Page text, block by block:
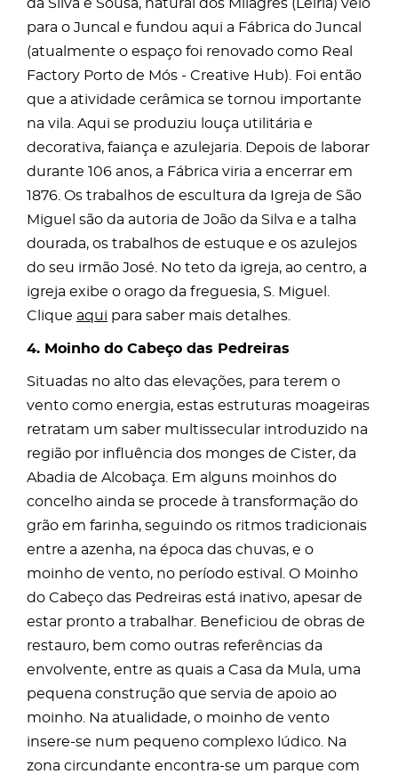
da Silva e Sousa, natural dos Milagres (Leiria) veio
para o Juncal e fundou aqui a Fábrica do Juncal
(atualmente o espaço foi renovado como Real
Factory Porto de Mós - Creative Hub). Foi então
que a atividade cerâmica se tornou importante
na vila. Aqui se produziu louça utilitária e
decorativa, faiança e azulejaria. Depois de laborar
durante 106 anos, a Fábrica viria a encerrar em
1876. Os trabalhos de escultura da Igreja de São
Miguel são da autoria de João da Silva e a talha
dourada, os trabalhos de estuque e os azulejos
do seu irmão José. No teto da igreja, ao centro, a
igreja exibe o orago da freguesia, S. Miguel.
Clique aqui para saber mais detalhes.
4. Moinho do Cabeço das Pedreiras
Situadas no alto das elevações, para terem o
vento como energia, estas estruturas moageiras
retratam um saber multissecular introduzido na
região por influência dos monges de Cister, da
Abadia de Alcobaça. Em alguns moinhos do
concelho ainda se procede à transformação do
grão em farinha, seguindo os ritmos tradicionais
entre a azenha, na época das chuvas, e o
moinho de vento, no período estival. O Moinho
do Cabeço das Pedreiras está inativo, apesar de
estar pronto a trabalhar. Beneficiou de obras de
restauro, bem como outras referências da
envolvente, entre as quais a Casa da Mula, uma
pequena construção que servia de apoio ao
moinho. Na atualidade, o moinho de vento
insere-se num pequeno complexo lúdico. Na
zona circundante encontra-se um parque com